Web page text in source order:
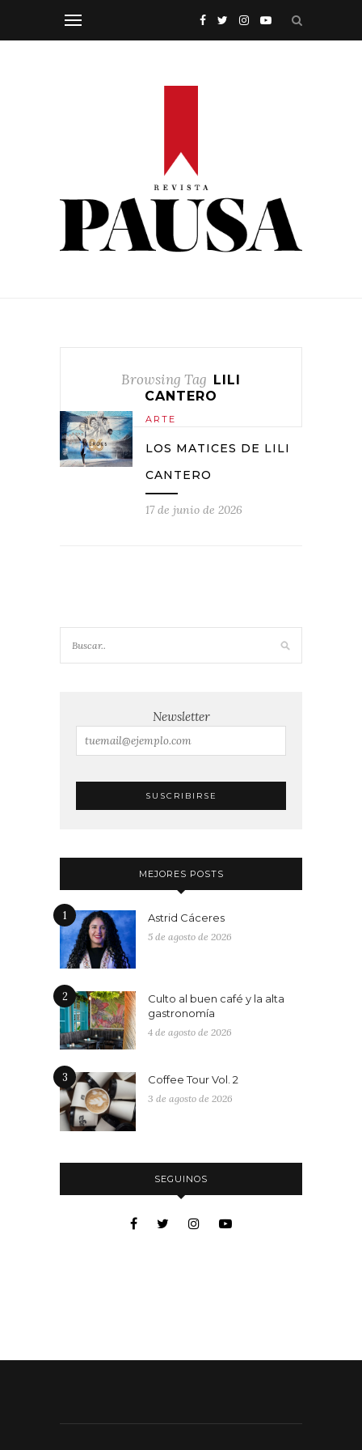
Browsing Tag LILI
CANTERO
ARTE
LOS MATICES DE LILI
CANTERO
17 de junio de 2026
Newsletter
MEJORES POSTS
1 Astrid Cáceres
5 de agosto de 2026
2
Culto al buen café y la alta
gastronomía
4 de agosto de 2026
3 Coffee Tour Vol. 2
3 de agosto de 2026
SEGUINOS